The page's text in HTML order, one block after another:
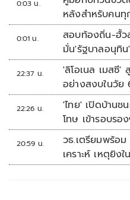
0:03 น.
หลังสำหรับคนทุ
0:01 น.
สอบท้องถิ่น-ฮั้ว
มั่น'รัฐบาลอนุทิน'
22:37 น.
'ลิโอเนล เมสซี
อย่างสงบในวัย
22:26 น.
'ไทย' เปิดบ้านช
โทษ เข้ารอบรอ
20:59 น.
วธ.เตรียมพร้อม
เคราะห์ เหตุยิงใ